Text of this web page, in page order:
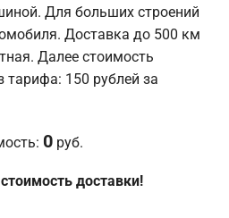
Для больших строений
Доставка до 500 км
Далее стоимость
тарифа: 150 рублей за
0 руб.
доставки!